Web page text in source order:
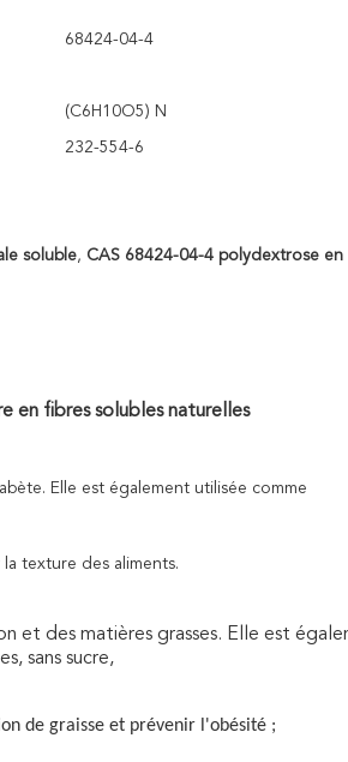
68424-04-4
(C6H10O5) N
232-554-6
soluble, CAS 68424-04-4 polydextrose
en fibres solubles naturelles
. Elle est également utilisée comme
texture des aliments.
et des matières grasses. Elle est
sans sucre,
de graisse et prévenir l'obésité ;